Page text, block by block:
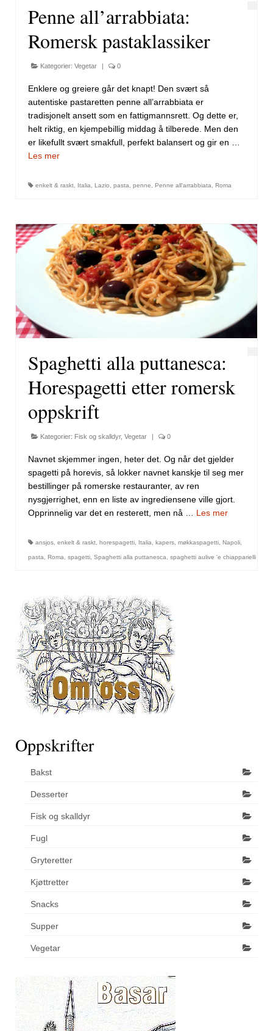
Penne all’arrabbiata:
Romersk pastaklassiker
Kategorier: Vegetar | 0
Enklere og greiere går det knapt! Den svært så
autentiske pastaretten penne all’arrabbiata er
tradisjonelt ansett som en fattigmannsrett. Og dette er,
helt riktig, en kjempebillig middag å tilberede. Men den
er likefullt svært smakfull, perfekt balansert og gir en …
Les mer
enkelt & raskt Italia Lazio pasta penne Penne all'arrabbiata Roma
Spaghetti alla puttanesca:
Horespagetti etter romersk
oppskrift
Kategorier: Fisk og skalldyr, Vegetar | 0
Navnet skjemmer ingen, heter det. Og når det gjelder
spagetti på horevis, så lokker navnet kanskje til seg mer
bestillinger på romerske restauranter, av ren
nysgjerrighet, enn en liste av ingrediensene ville gjort.
Opprinnelig var det en resterett, men nå … Les mer
ansjos enkelt & raskt horespagetti Italia kapers møkkaspagetti Napoli
pasta Roma spagetti Spaghetti alla puttanesca spaghetti aulive 'e chiapparielli
Oppskrifter
Bakst
Desserter
Fisk og skalldyr
Fugl
Gryteretter
Kjøttretter
Snacks
Supper
Vegetar